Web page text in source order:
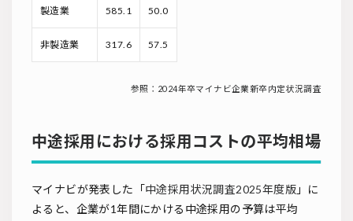
製造業 585.1 50.0
非製造業 317.6 57.5
参照：2024年卒マイナビ企業新卒内定状況調査
中途採用における採用コストの平均相場
マイナビが発表した「中途採用状況調査2025年度版 」に
よると、企業が1年間にかける中途採用の予算は平均